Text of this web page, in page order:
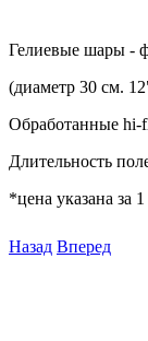
Гелиевые шары -
(диаметр 30 см.
Обработанные hi-
Длительность
*цена указана за
Назад Вперед